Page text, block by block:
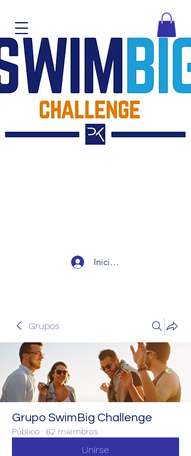
Iniciar sesión
Grupos
Grupo SwimBig Challenge
Público · 62 miembros
Unirse